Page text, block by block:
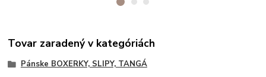
Tovar zaradený v kategóriách
Pánske BOXERKY, SLIPY, TANGÁ